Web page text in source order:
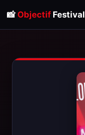
📸 ObjectifFestival